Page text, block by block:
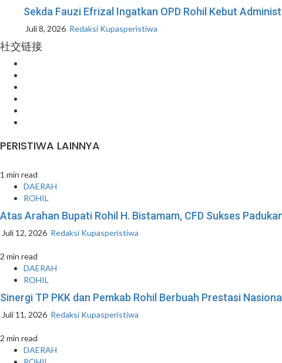
Sekda Fauzi Efrizal Ingatkan OPD Rohil Kebut
Juli 8, 2026 Redaksi Kupasperistiwa
社交链接
PERISTIWA LAINNYA
1 min read
DAERAH
ROHIL
Atas Arahan Bupati Rohil H. Bistamam, CFD Sukses
Juli 12, 2026 Redaksi Kupasperistiwa
2 min read
DAERAH
ROHIL
Sinergi TP PKK dan Pemkab Rohil Berbuah Prestasi
Juli 11, 2026 Redaksi Kupasperistiwa
2 min read
DAERAH